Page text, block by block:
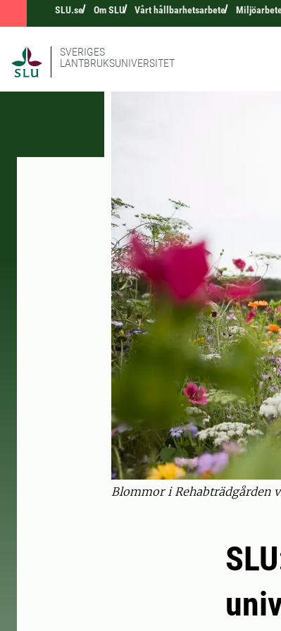
SLU.se Om SLU Vårt hållbarhetsarbete
SVERIGES
LANTBRUKSUNIVERSITET
Blommor i Rehabträdgården